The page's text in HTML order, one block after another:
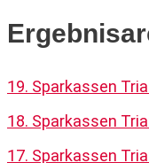
19. Sparkassen
18. Sparkassen
17. Sparkassen